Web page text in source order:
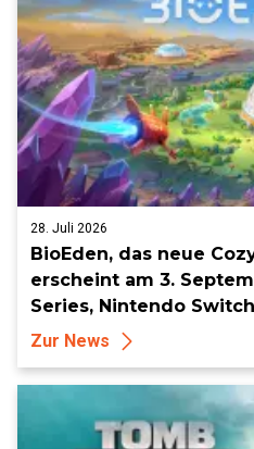
28. Juli 2026
BioEden, das neue
erscheint am 3.
Series, Nintendo
Zur News